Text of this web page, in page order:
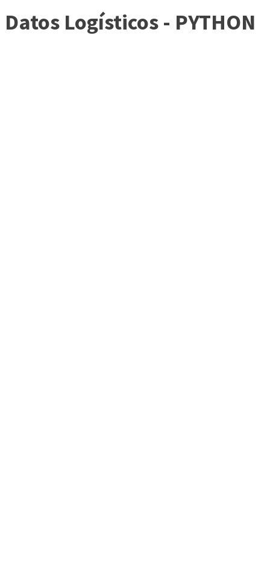
Datos Logísticos - PYTHON